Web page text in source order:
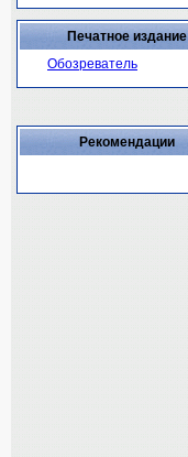
Печатное издание
Обозреватель
Рекомендации